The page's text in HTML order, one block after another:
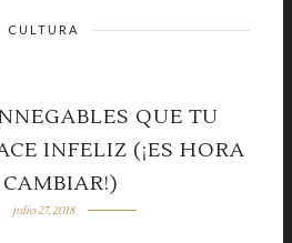
CULTURA
QUE TU
INFELIZ (¡ES HORA
julio 27, 2018